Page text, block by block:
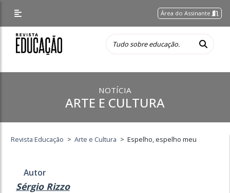
Área do Assinante
NOTÍCIA
ARTE E CULTURA
Revista Educação > Arte e Cultura > Espelho, espelho meu
Autor
Sérgio Rizzo